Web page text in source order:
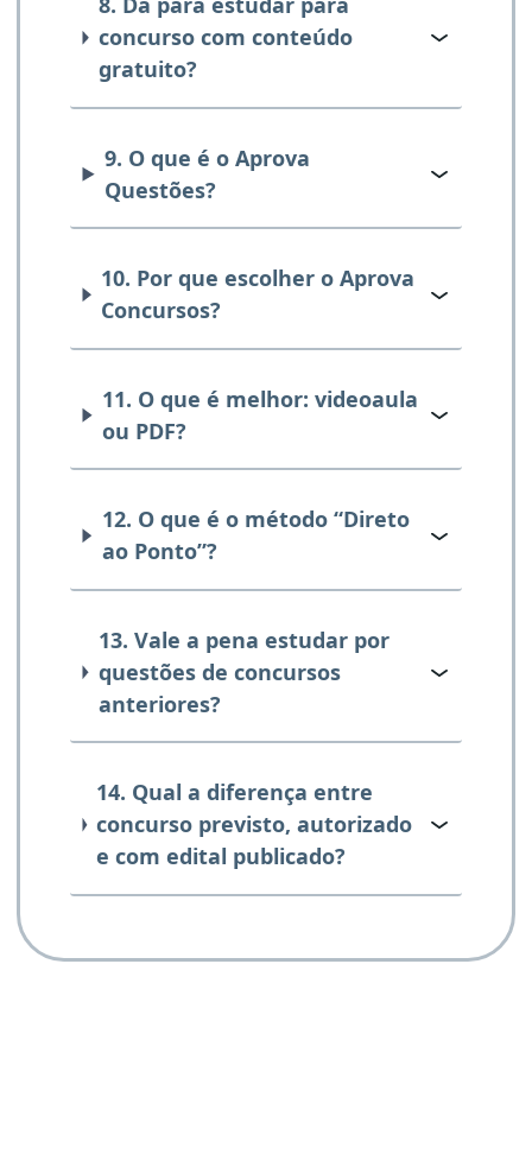
concurso com conteúdo
gratuito?
9. O que é o Aprova
Questões?
10. Por que escolher o Aprova
Concursos?
11. O que é melhor: videoaula
ou PDF?
12. O que é o método “Direto
ao Ponto”?
13. Vale a pena estudar por
questões de concursos
anteriores?
14. Qual a diferença entre
concurso previsto, autorizado
e com edital publicado?